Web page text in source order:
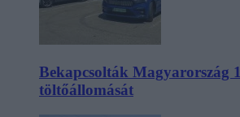
Bekapcsolták Magyarország
töltőállomását